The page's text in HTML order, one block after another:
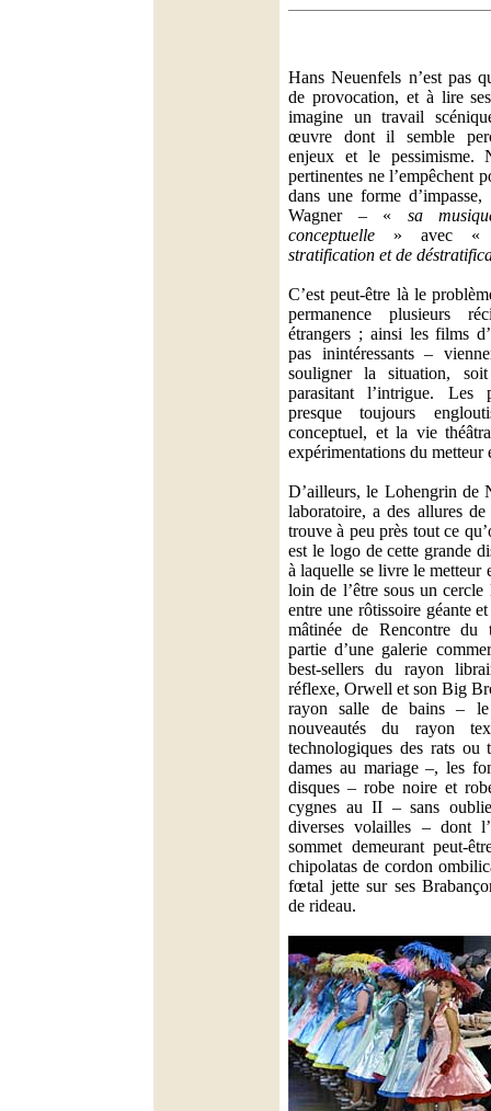
Hans Neuenfels n’est pas
de provocation, et à lire
imagine un travail
œuvre dont il semble
enjeux et le pessimisme.
pertinentes ne l’empêchent
dans une forme
Wagner – « sa
conceptuelle » avec
stratification et de
C’est peut-être là le
permanence plusieurs
étrangers ; ainsi les films
pas inintéressants –
souligner la situation,
parasitant l’intrigue. Les
presque toujours
conceptuel, et la vie
expérimentations du metteur
D’ailleurs, le Lohengrin de
laboratoire, a des allures
trouve à peu près tout ce
est le logo de cette grande
à laquelle se livre le metteur
loin de l’être sous un
entre une rôtissoire géante
mâtinée de Rencontre
partie d’une galerie
best-sellers du rayon
réflexe, Orwell et son Big
rayon salle de bains –
nouveautés du rayon
technologiques des rats ou
dames au mariage –, les
disques – robe noire et
cygnes au II – sans
diverses volailles – dont
sommet demeurant peut-
chipolatas de cordon
fœtal jette sur ses
de rideau.